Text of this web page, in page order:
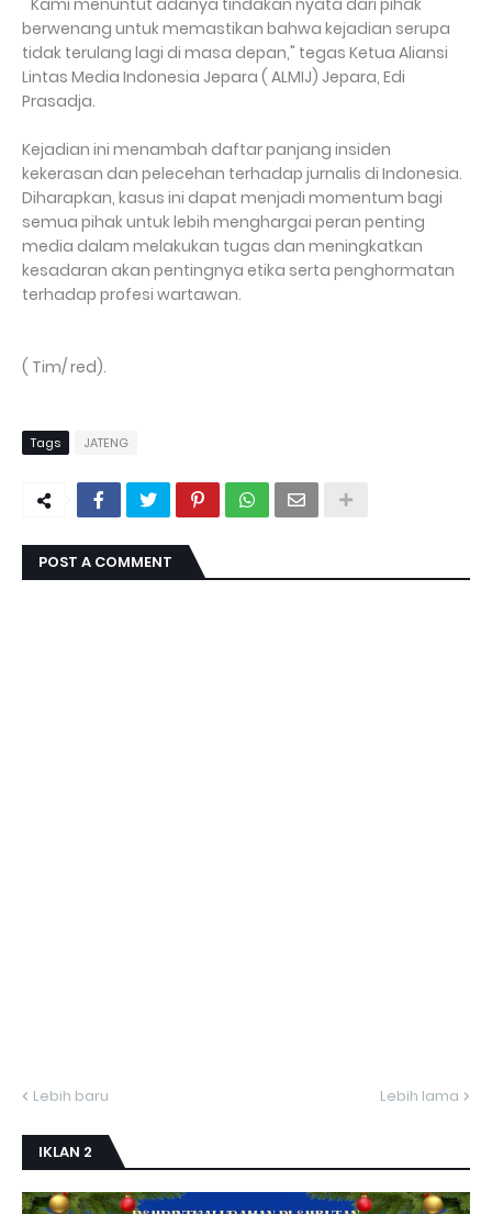
"Kami menuntut adanya tindakan nyata dari pihak
berwenang untuk memastikan bahwa kejadian serupa
tidak terulang lagi di masa depan," tegas Ketua Aliansi
Lintas Media Indonesia Jepara ( ALMIJ) Jepara, Edi
Prasadja.
Kejadian ini menambah daftar panjang insiden
kekerasan dan pelecehan terhadap jurnalis di Indonesia.
Diharapkan, kasus ini dapat menjadi momentum bagi
semua pihak untuk lebih menghargai peran penting
media dalam melakukan tugas dan meningkatkan
kesadaran akan pentingnya etika serta penghormatan
terhadap profesi wartawan.
( Tim/ red).
Tags JATENG
POST A COMMENT
Lebih baru Lebih lama
IKLAN 2